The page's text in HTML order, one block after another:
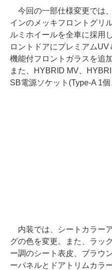
今回の一部仕様変更では
インのメッキフロントグリ
ルミホイールを全車に採用
ロントドアにプレミアム
機能付フロントガラスを追
また、HYBRID MV、
SB電源ソケット(Type-A 1
内装では、シートカラー
グの色を変更。また、ラッ
ー調のシート表皮、ブラウ
ーパネルとドアトリムカラ